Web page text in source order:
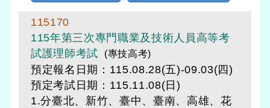
115170
115年第三次專門職業及技術人員高等考
試護理師考試
(專技高考)
預定報名日期：115.08.28(五)-09.03(四)
預定考試日期： 115.11.08(日)
1.分臺北、新竹、臺中、臺南、高雄、花